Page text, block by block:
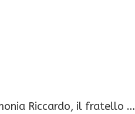
Riccardo, il fratello …